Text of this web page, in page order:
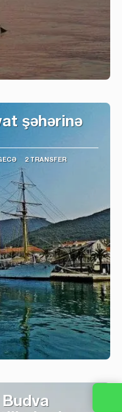
şəhərinə
2 TRANSFER